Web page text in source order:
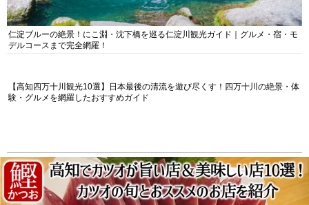
仁淀ブルーの絶景！にこ淵・沈下橋を巡る仁淀川観光ガイド｜グルメ・宿・モ
デルコースまで完全網羅！
【高知四万十川観光10選】日本最後の清流を遊び尽くす！四万十川の絶景・体
験・グルメを網羅したおすすめガイド
エリアから探す